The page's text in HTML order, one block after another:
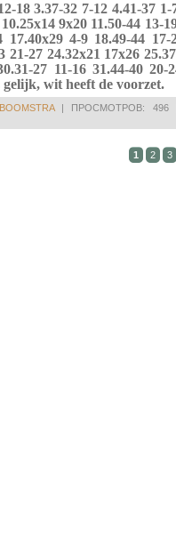
18 3.37-32 7-12 4.41-37
9x20 11.50-44 13-
17.40x29 4-9 18.49-44
21-27 24.32x21 17x26
27 11-16 31.44-40
wit heeft de voorzet.
| ПРОСМОТРОВ: 496
1 2 3